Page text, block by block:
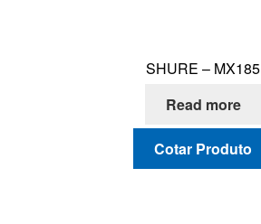
SHURE – MX185
Read more
Cotar Produto